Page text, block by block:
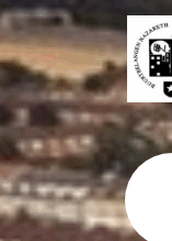
Ga
naar
de
inhoud